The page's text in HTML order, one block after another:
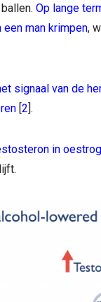
Op lange
man krimpen,
signaal van de
[2].
in